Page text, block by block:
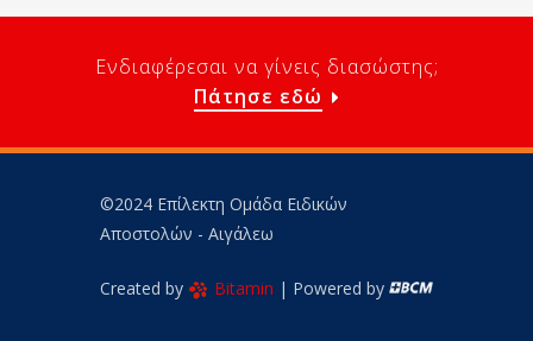
Ενδιαφέρεσαι να γίνεις διασώστης;
Πάτησε εδώ
©2024 Επίλεκτη Ομάδα Ειδικών
Αποστολών - Αιγάλεω
Created by Bitamin | Powered by